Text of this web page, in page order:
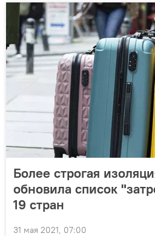
Более строгая
обновила список
19 стран
31 мая 2021, 07:00